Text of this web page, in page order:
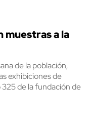
muestras a la
de la población,
exhibiciones de
de la fundación de